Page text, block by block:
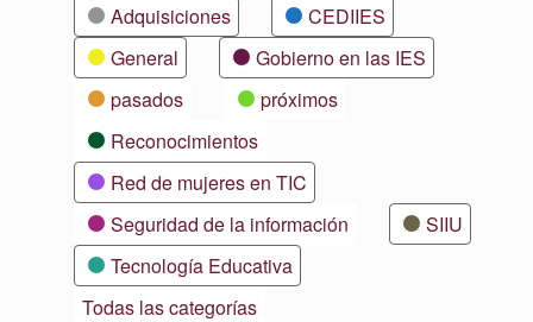
Adquisiciones
CEDIIES
General
Gobierno en las IES
pasados
próximos
Reconocimientos
Red de mujeres en TIC
Seguridad de la información
SIIU
Tecnología Educativa
Todas las categorías